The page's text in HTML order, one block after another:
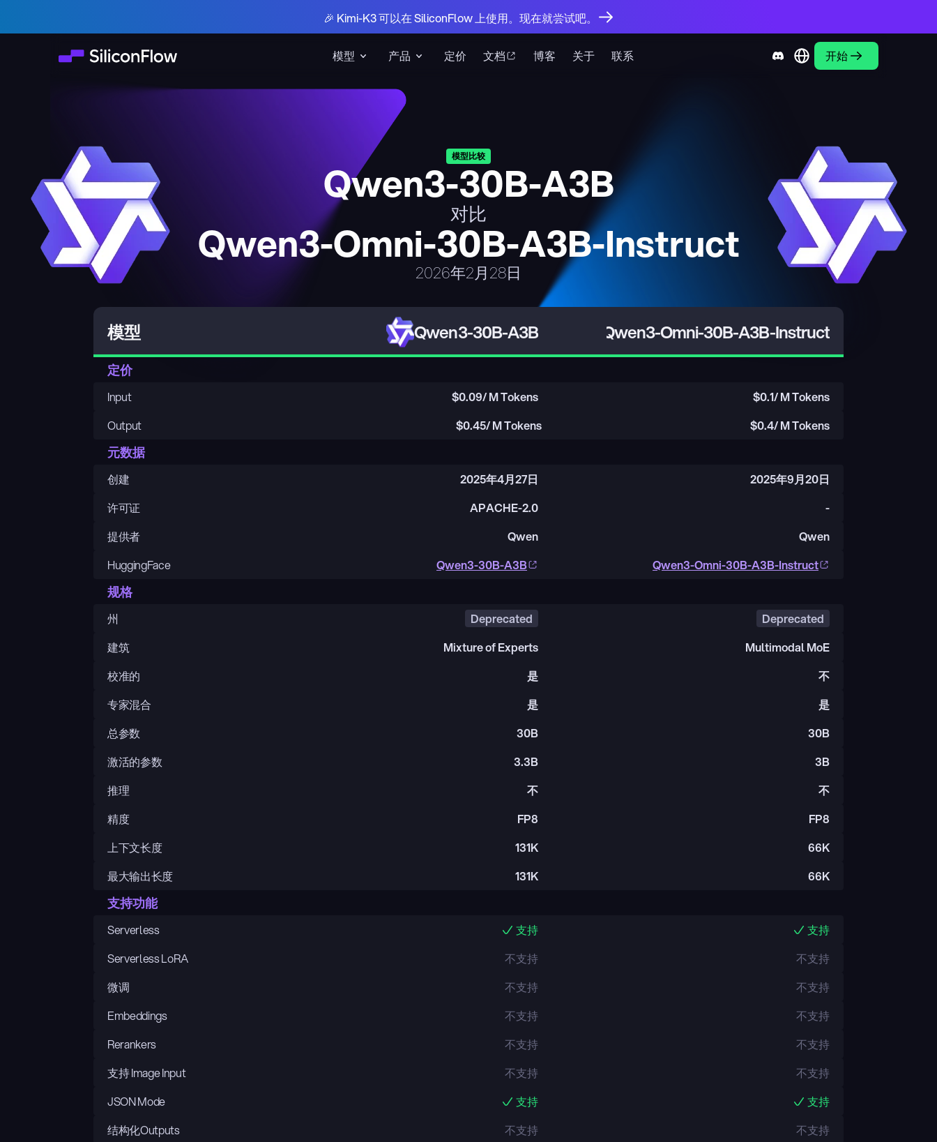
模型 产品 定价 文档 博客 关于 联系 开始
🎉 Kimi-K3 可以在 SiliconFlow 上使用。现在就尝试吧。
模型比较
Qwen3-30B-A3B
对比
Qwen3-Omni-30B-A3B-Instruct
2026年2月28日
模型 Qwen3-30B-A3B Qwen3-Omni-30B-A3B-Instruct
定价
Input $0.09/ M Tokens $0.1/ M Tokens
Output
$0.45/ M Tokens $0.4/ M Tokens
元数据
创建 2025年4月27日
2025年9月20日
许可证
APACHE-2.0
-
提供者
Qwen
Qwen
HuggingFace
Qwen3-30B-A3B Qwen3-Omni-30B-A3B-Instruct
规格
州 Deprecated
Deprecated
建筑
Mixture of Experts
Multimodal MoE
校准的
是
不
专家混合
是
是
总参数
30B
30B
激活的参数
3.3B
3B
推理
不
不
精度
FP8
FP8
上下文长度
131K
66K
最大输出长度
131K 66K
支持功能
Serverless 支持
支持
Serverless LoRA
不支持
不支持
微调
不支持
不支持
Embeddings
不支持
不支持
Rerankers
不支持
不支持
支持 Image Input
不支持
不支持
JSON Mode
支持
支持
结构化Outputs
不支持
不支持